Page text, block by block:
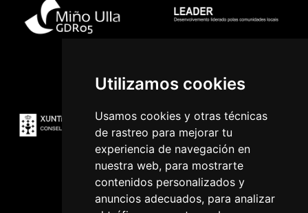
Utilizamos cookies
Usamos cookies y otras técnicas
de rastreo para mejorar tu
experiencia de navegación en
nuestra web, para mostrarte
contenidos personalizados y
anuncios adecuados, para analizar